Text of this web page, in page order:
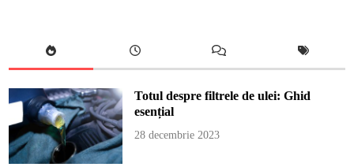
Totul despre filtrele de ulei: Ghid
esențial
28 decembrie 2023